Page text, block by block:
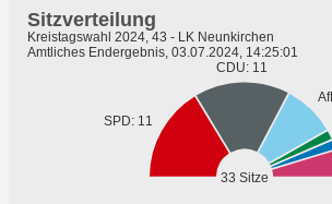
33 Sitze
SPD: 11
CDU: 11
Sitzverteilung
Kreistagswahl 2024, 43 - LK Neunkirchen
Amtliches Endergebnis, 03.07.2024, 14:25:01